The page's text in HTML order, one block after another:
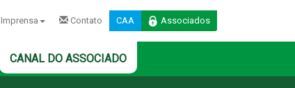
Imprensa Contato CAA Associados
CANAL DO ASSOCIADO